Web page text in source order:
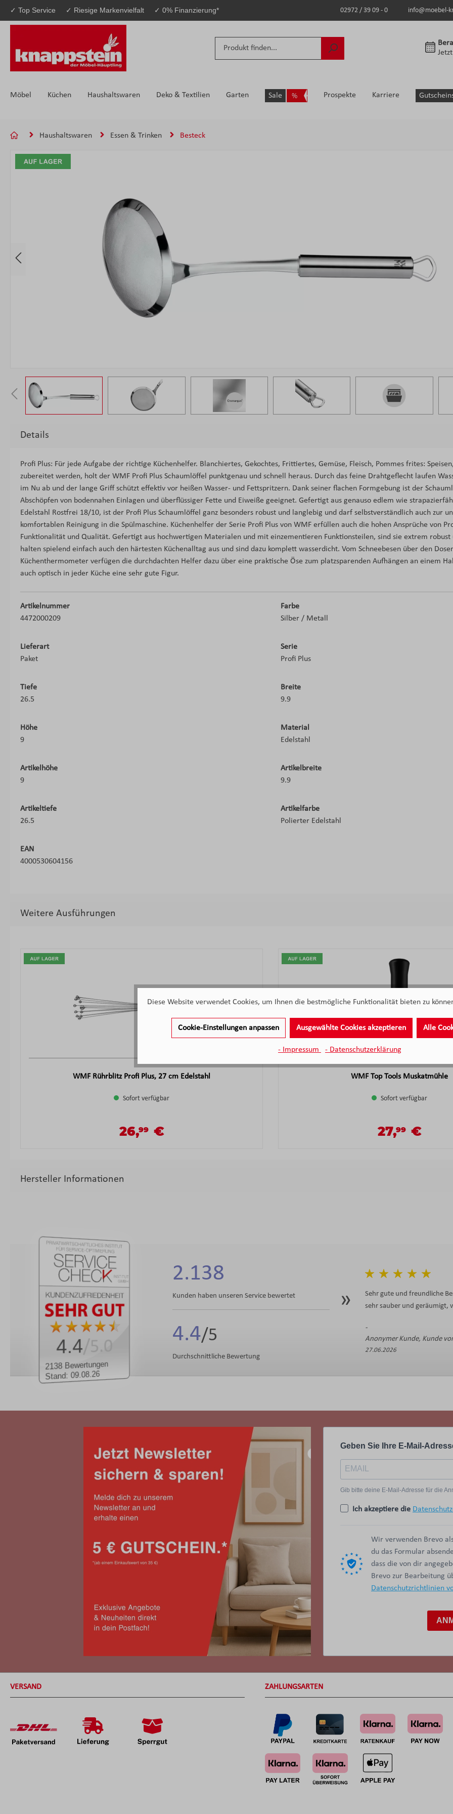
Hauptinhalt springen
Zur Suche springen
Zur Hauptnavigation springen
✓ Top Service ✓ Riesige Markenvielfalt ✓ 0% Finanzierung* 02972 / 39 09 - 0 info@moebel-
Möbel Küchen Haushaltswaren Deko & Textilien Garten Sale Prospekte Karriere
Haushaltswaren Essen & Trinken Besteck
Bildergalerie überspringen
Details
Profi Plus: Für jede Aufgabe der richtige Küchenhelfer. Blanchiertes, Gekochtes, Frittiertes, Gemüse, Fleisch, Pommes frites:
zubereitet werden, holt der WMF Profi Plus Schaumlöffel punktgenau und schnell heraus. Durch das feine Drahtgeflecht laufen
im Nu ab und der lange Griff schützt effektiv vor heißen Wasser- und Fettspritzern. Dank seiner flachen Formgebung ist der
Abschöpfen von bodennahen Einlagen und überflüssiger Fette und Eiweiße geeignet. Gefertigt aus genauso edlem wie
Edelstahl Rostfrei 18/10, ist der Profi Plus Schaumlöffel ganz besonders robust und langlebig und darf selbstverständlich auch zur
komfortablen Reinigung in die Spülmaschine. Küchenhelfer der Serie Profi Plus von WMF erfüllen auch die hohen Ansprüche von
Funktionalität und Qualität. Gefertigt aus hochwertigen Materialen und mit einzementieren Funktionsteilen, sind sie extrem robust
halten spielend einfach auch den härtesten Küchenalltag aus und sind dazu komplett wasserdicht. Vom Schneebesen über den
Küchenthermometer verfügen die durchdachten Helfer dazu über eine praktische Öse zum platzsparenden Aufhängen an einem
auch optisch in jeder Küche eine sehr gute Figur.
Artikelnummer
4472000209
Farbe
Silber / Metall
Lieferart
Paket
Serie
Profi Plus
Tiefe
26.5
Breite
9.9
Höhe
9
Material
Edelstahl
Artikelhöhe
9
Artikelbreite
9.9
Artikeltiefe
26.5
Artikelfarbe
Polierter Edelstahl
EAN
4000530604156
Weitere Ausführungen
WMF Rührblitz Profi Plus, 27 cm Edelstahl
Sofort verfügbar
Regulärer Preis:
Verkaufspreis:
26,99 €
WMF Top Tools Muskatmühle
Sofort verfügbar
Regulärer Preis:
Verkaufspreis:
27,99 €
Hersteller Informationen
2138 Bewertungen
Stand: 09.08.26
4.4/5.0
2.138
Kunden haben unseren Service bewertet
4.4
Durchschnittliche Bewertung
Sehr gute und freundliche
sehr sauber und geräumigt,
Anonymer Kunde, Kunde
27.06.2026
Geben Sie Ihre E-Mail-
Gib bitte deine E-Mail-Adresse für die
Ich akzeptiere die
Wir verwenden Brevo
du das Formular
dass die von dir
Brevo zur Bearbeitung
Datenschutzrichtlinien
VERSAND ZAHLUNGSARTEN
Diese Website verwendet Cookies, um Ihnen die bestmögliche Funktionalität bieten zu
Cookie-Einstellungen anpassen Ausgewählte Cookies akzeptieren Alle
- Impressum - Datenschutzerklärung